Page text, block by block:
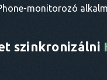
monitorozó
szinkronizálni